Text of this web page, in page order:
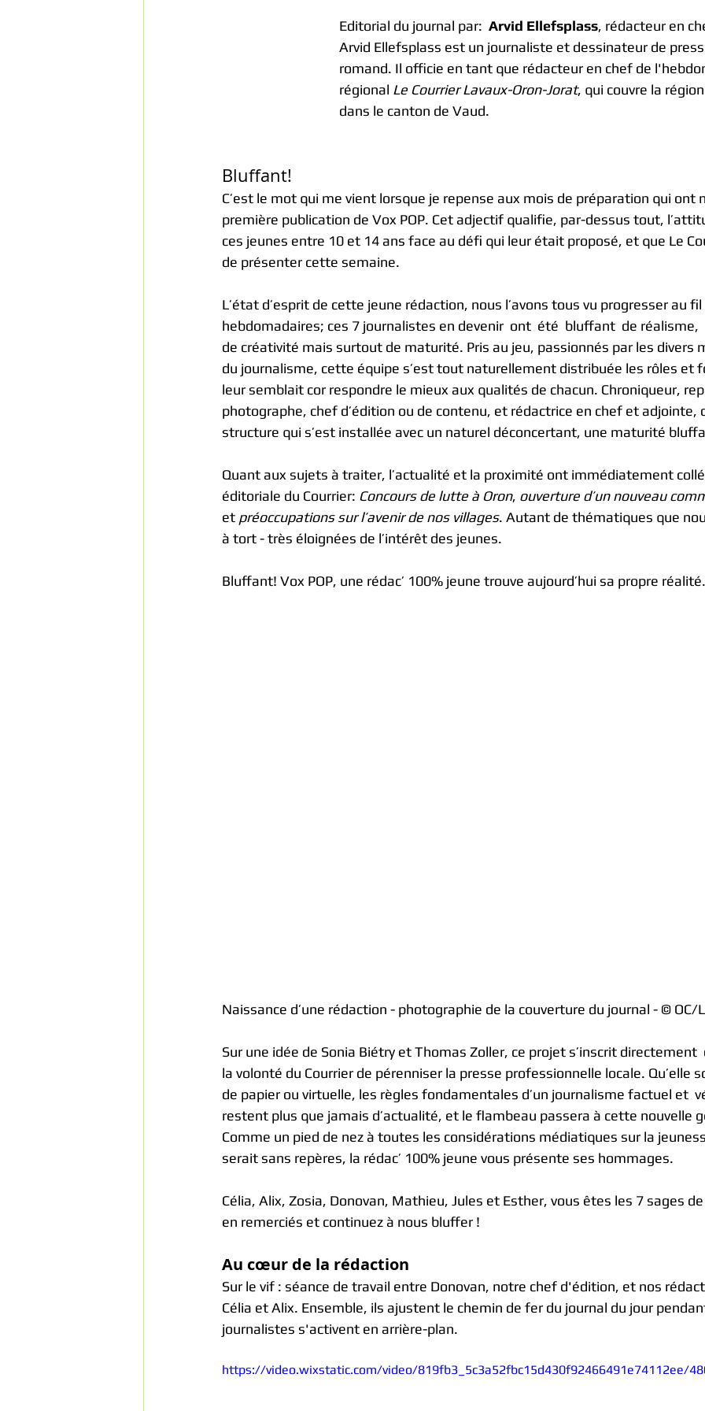
Editorial du journal par: Arvid Ellefsplass, rédacteur en
Arvid Ellefsplass est un journaliste et dessinateur de
romand. Il officie en tant que rédacteur en chef de
régional Le Courrier Lavaux-Oron-Jorat, qui couvre la
dans le canton de Vaud.
Bluffant!
C’est le mot qui me vient lorsque je repense aux mois de préparation qui
première publication de Vox POP. Cet adjectif qualifie, par-dessus tout,
ces jeunes entre 10 et 14 ans face au défi qui leur était proposé, et que Le
de présenter cette semaine.
L’état d’esprit de cette jeune rédaction, nous l’avons tous vu progresser au
hebdomadaires; ces 7 journalistes en devenir  ont  été  bluffant  de réalisme,
de créativité mais surtout de maturité. Pris au jeu, passionnés par les
du journalisme, cette équipe s’est tout naturellement distribuée les rôles et
leur semblait cor respondre le mieux aux qualités de chacun. Chroniqueur,
photographe, chef d’édition ou de contenu, et rédactrice en chef et
structure qui s’est installée avec un naturel déconcertant, une maturité
Quant aux sujets à traiter, l’actualité et la proximité ont immédiatement collé
éditoriale du Courrier: Concours de lutte à Oron, ouverture d’un nouveau
et préoccupations sur l’avenir de nos villages. Autant de thématiques que
à tort - très éloignées de l’intérêt des jeunes.
Bluffant! Vox POP, une rédac’ 100% jeune trouve aujourd’hui sa propre réalité.
Naissance d’une rédaction - photographie de la couverture du journal - © OC/
Sur une idée de Sonia Biétry et Thomas Zoller, ce projet s’inscrit directement
la volonté du Courrier de pérenniser la presse professionnelle locale. Qu’elle
de papier ou virtuelle, les règles fondamentales d’un journalisme factuel et
restent plus que jamais d’actualité, et le flambeau passera à cette nouvelle
Comme un pied de nez à toutes les considérations médiatiques sur la
serait sans repères, la rédac’ 100% jeune vous présente ses hommages.
Célia, Alix, Zosia, Donovan, Mathieu, Jules et Esther, vous êtes les 7 sages
en remerciés et continuez à nous bluffer !
Au cœur de la rédaction
Sur le vif : séance de travail entre Donovan, notre chef d'édition, et nos
Célia et Alix. Ensemble, ils ajustent le chemin de fer du journal du jour
journalistes s'activent en arrière-plan.
https://video.wixstatic.com/video/819fb3_5c3a52fbc15d430f92466491e74112ee/